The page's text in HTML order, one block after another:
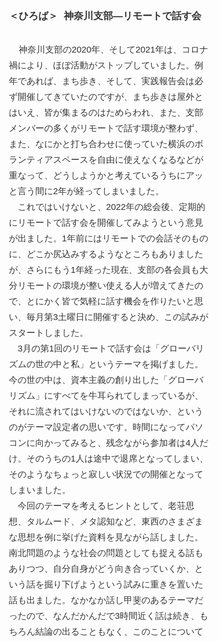
＜ひろば＞ 神奈川支部―リモートで話す会
神奈川支部の2020年、そして2021年は、コロナ
禍により、ほぼ活動がストップしていました。例
年であれば、まち歩き、そして、実践報告会は必
ず開催してきていたのですが、まち歩きは屋外と
はいえ、皆が集まるのはためらわれ、また、支部
メンバーの多くがリモートで話す環境が整わず、
また、なにかと打ち合わせに使っていた横浜のボ
ランティアスペースを自由に使えなくなるなどが
重なって、どうしようかと考えているうちにアッ
と言う間に2年が経ってしまいました。
これではいけないと、2022年の総会後、定期的
にリモートで話す会を開催してみようという意見
が出ました。1年前にはリモートでの会話そのもの
に、どこか尻込みするようなところもありました
が、さらにもう1年経った現在、支部の各会員も大
分リモートの環境が整い使える人が増えてきたの
で、とにかく皆で気軽に話す機会を作りたいと思
い、毎月第3土曜日に開催すると決め、この試みが
スタートしました。
3月の第1回のリモートで話す会は「グローバリ
ズムの世の中と私」というテーマを掲げました。
今の世の中は、資本主義の創り出した「グローバ
リズム」にすべてを牛耳られてしまっているが、
それに流されてはいけないのではないか、という
のがテーマ設定者の思いです。時間になってパソ
コンに向かってみると、残念ながら参加者は4人だ
け。そのうちの1人は途中で退席となってしまい、
そのようなちょっと寂しい状況での開催となって
しまいました。
今回のテーマを考えるヒントとして、老荘思
想、タルムード、メタ認知など、東西のさまざま
な思想を例に挙げた資料を見ながら話しました。
南北問題のような社会の問題としても捉える話も
ありつつ、自分自身がどう向き合っていくか、と
いう話を掘り下げようという試みに重きを置いた
話も出ました。なかなか話し甲斐のあるテーマだ
ったので、なんだかんだで3時間近く話は続き、も
ちろん結論の出ることもなく、このことについて